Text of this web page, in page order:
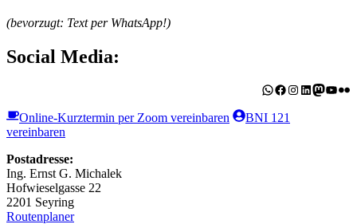
(bevorzugt: Text per WhatsApp!)
Social Media:
WhatsApp
Facebook
Instagram
LinkedIn
Online-Kurztermin per Zoom vereinbaren
BNI 121
vereinbaren
Postadresse:
Ing. Ernst G. Michalek
Hofwieselgasse 22
2201 Seyring
Routenplaner